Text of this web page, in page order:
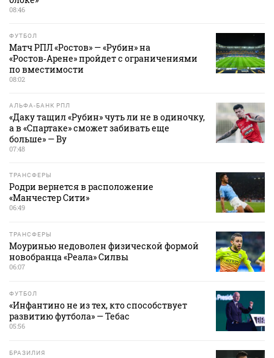
08:46
ФУТБОЛ
Матч РПЛ «Ростов» — «Рубин» на
«Ростов‑Арене» пройдет с ограничениями
по вместимости
08:02
АЛЬФА-БАНК РПЛ
«Даку тащил «Рубин» чуть ли не в одиночку,
а в «Спартаке» сможет забивать еще
больше» — Ву
07:48
ТРАНСФЕРЫ
Родри вернется в расположение
«Манчестер Сити»
06:49
ТРАНСФЕРЫ
Моуринью недоволен физической формой
новобранца «Реала» Силвы
06:07
ФУТБОЛ
«Инфантино не из тех, кто способствует
развитию футбола» — Тебас
05:56
БРАЗИЛИЯ